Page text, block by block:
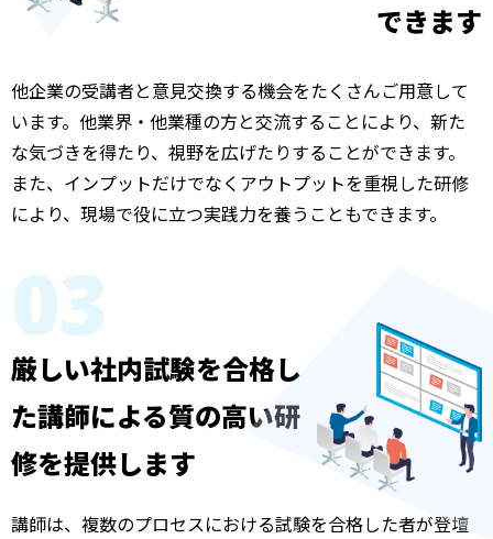
できます
他企業の受講者と意見交換する機会をたくさんご用意して
います。他業界・他業種の方と交流することにより、新た
な気づきを得たり、視野を広げたりすることができます。
また、インプットだけでなくアウトプットを重視した研修
により、現場で役に立つ実践力を養うこともできます。
03
厳しい社内試験を合格し
た講師による質の高い研
修を提供します
講師は、複数のプロセスにおける試験を合格した者が登壇